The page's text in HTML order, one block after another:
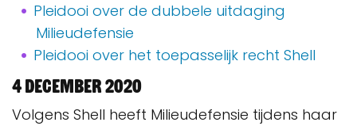
Pleidooi over de dubbele uitdaging
Milieudefensie
Pleidooi over het toepasselijk recht Shell
4 december 2020
Volgens Shell heeft Milieudefensie tijdens haar